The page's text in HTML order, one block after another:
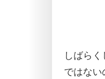
しばら
ではない